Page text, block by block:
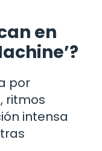
en
por
ritmos
intensa